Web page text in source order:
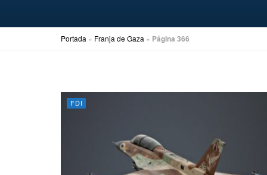
Portada » Franja de Gaza » Página 366
FDI